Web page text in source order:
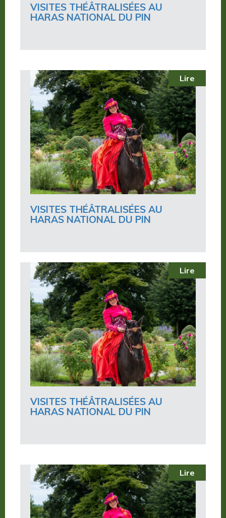
VISITES THÉÂTRALISÉES AU
HARAS NATIONAL DU PIN
Lire
VISITES THÉÂTRALISÉES AU
HARAS NATIONAL DU PIN
Lire
VISITES THÉÂTRALISÉES AU
HARAS NATIONAL DU PIN
Lire